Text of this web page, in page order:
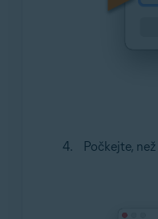
Počkejte,